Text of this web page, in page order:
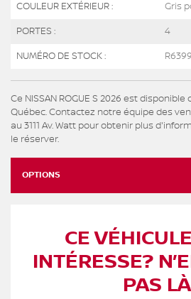
COULEUR EXTÉRIEUR : Gris
PORTES : 4
NUMÉRO DE STOCK : R6399
Ce NISSAN ROGUE S 2026 est
Québec. Contactez notre équipe des
au 3111 Av. Watt pour obtenir plus
le réserver.
OPTIONS
CE
INTÉRESSE?
PAS